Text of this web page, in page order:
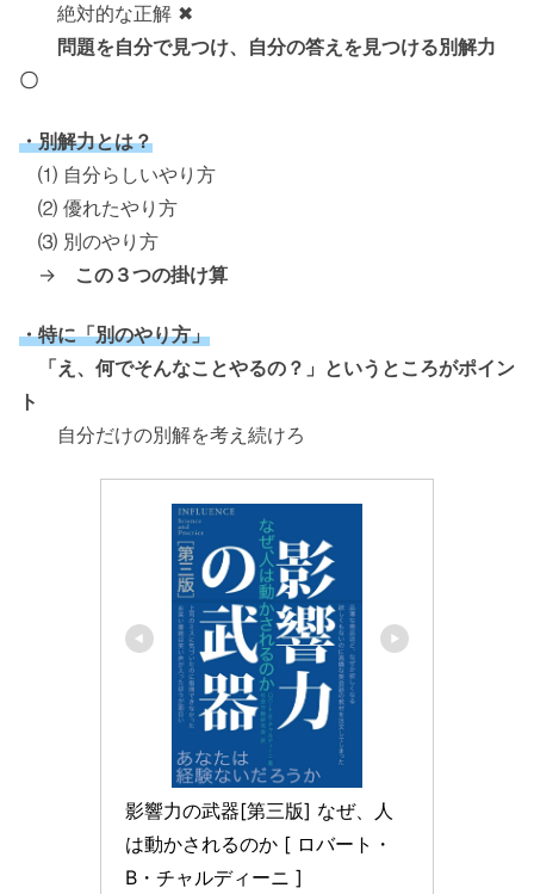
絶対的な正解 ✖
問題を自分で見つけ、自分の答えを見つける別解力
〇
・別解力とは？
⑴ 自分らしいやり方
⑵ 優れたやり方
⑶ 別のやり方
→ この３つの掛け算
・特に「別のやり方」
「え、何でそんなことやるの？」というところがポイン
ト
自分だけの別解を考え続けろ
影響力の武器[第三版] なぜ、人
は動かされるのか [ ロバート・
B・チャルディーニ ]